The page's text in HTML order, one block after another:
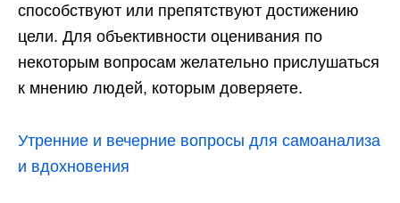
способствуют или препятствуют достижению
цели. Для объективности оценивания по
некоторым вопросам желательно прислушаться
к мнению людей, которым доверяете.
Утренние и вечерние вопросы для самоанализа
и вдохновения